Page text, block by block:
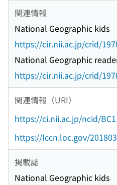
関連情報
National Geographic kids
https://cir.nii.ac.jp/crid/
National Geographic
https://cir.nii.ac.jp/crid/
関連情報（URI）
https://ci.nii.ac.jp/ncid/
https://lccn.loc.gov/
掲載誌
National Geographic kids